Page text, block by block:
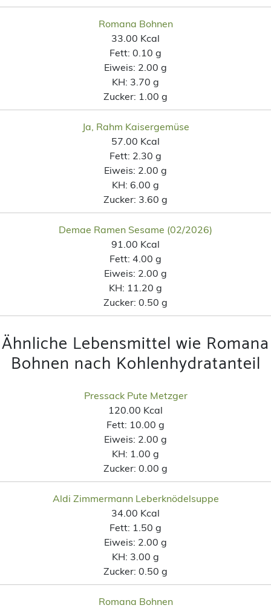
Romana Bohnen
33.00 Kcal
Fett: 0.10 g
Eiweis: 2.00 g
KH: 3.70 g
Zucker: 1.00 g
Ja, Rahm Kaisergemüse
57.00 Kcal
Fett: 2.30 g
Eiweis: 2.00 g
KH: 6.00 g
Zucker: 3.60 g
Demae Ramen Sesame (02/2026)
91.00 Kcal
Fett: 4.00 g
Eiweis: 2.00 g
KH: 11.20 g
Zucker: 0.50 g
Ähnliche Lebensmittel wie Romana
Bohnen nach Kohlenhydratanteil
Pressack Pute Metzger
120.00 Kcal
Fett: 10.00 g
Eiweis: 2.00 g
KH: 1.00 g
Zucker: 0.00 g
Aldi Zimmermann Leberknödelsuppe
34.00 Kcal
Fett: 1.50 g
Eiweis: 2.00 g
KH: 3.00 g
Zucker: 0.50 g
Romana Bohnen